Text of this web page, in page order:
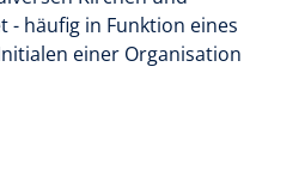
- häufig in Funktion eines
einer Organisation